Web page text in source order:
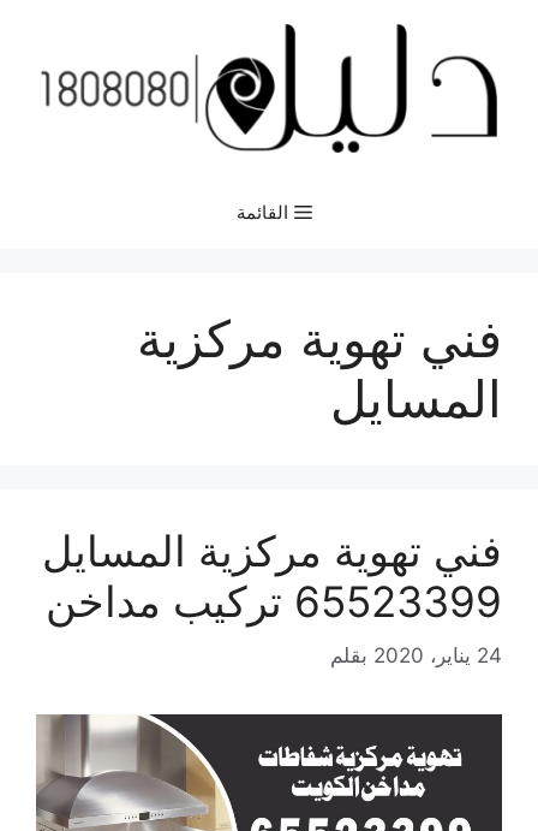
المحتوى
القائمة
فني تهوية مركزية
المسايل
فني تهوية مركزية المسايل
65523399 تركيب مداخن
24 يناير، 2020 بقلم